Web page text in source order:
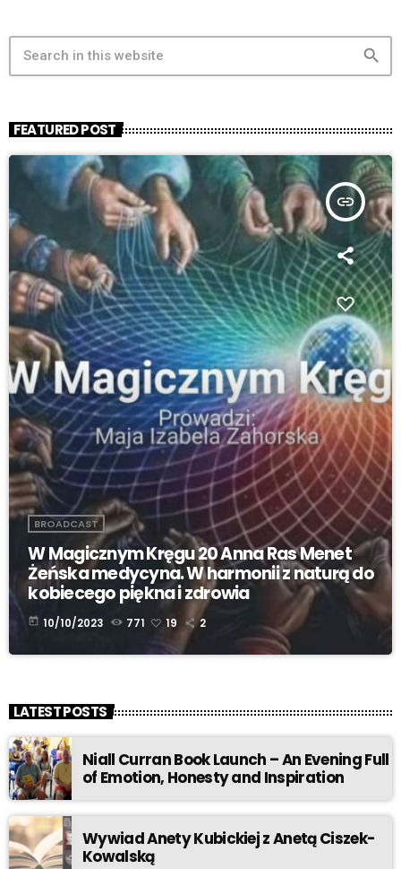
search
FEATURED POST
insert_link
BROADCAST
W Magicznym Kręgu 20 Anna Ras Menet
Żeńska medycyna. W harmonii z naturą do
kobiecego piękna i zdrowia
today 10/10/2023 771 19 2
LATEST POSTS
Niall Curran Book Launch – An Evening Full
of Emotion, Honesty and Inspiration
Wywiad Anety Kubickiej z Anetą Ciszek-
Kowalską